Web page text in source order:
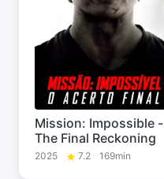
Mission: Impossible -
The Final Reckoning
2025 7.2 169min